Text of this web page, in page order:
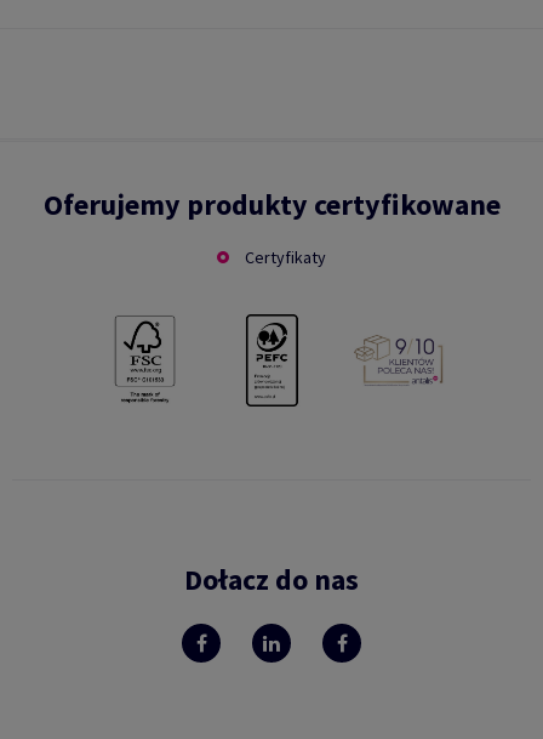
Oferujemy produkty certyfikowane
Certyfikaty
Dołacz do nas